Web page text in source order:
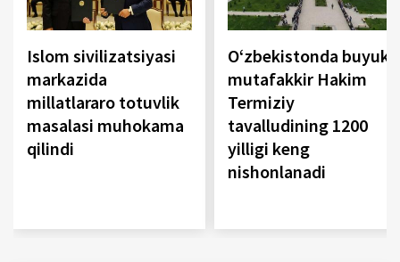
Islom sivilizatsiyasi
markazida
millatlararo totuvlik
masalasi muhokama
qilindi
O‘zbekistonda buyuk
mutafakkir Hakim
Termiziy
tavalludining 1200
yilligi keng
nishonlanadi